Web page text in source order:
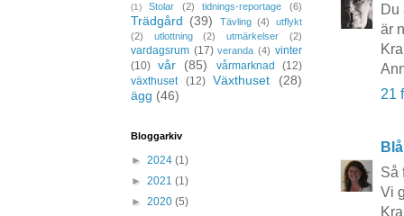
Du
är
21
Så
Vi
(1)
Stolar (2) tidnings-reportage (6)
Trädgård (39) Tävling (4)
utflykt
(2)
utlottning (2) utmärkelser (2)
vardagsrum (17) veranda (4) vinter
(10) vår (85) vårmarknad
(12)
växthuset
(12) Växthuset
(28)
ägg (46)
Bloggarkiv
► 2024 (1)
► 2021 (1)
► 2020 (5)